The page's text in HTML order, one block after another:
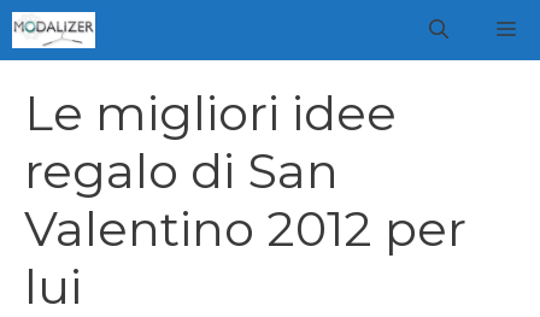
Vai
al
Le migliori idee
regalo di San
Valentino 2012 per
lui